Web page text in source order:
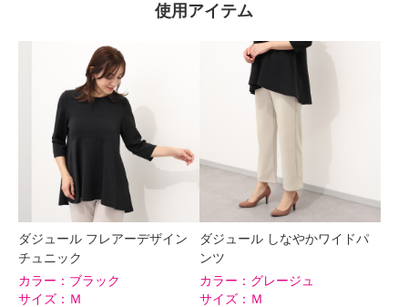
使用アイテム
ダジュール フレアーデザイン
チュニック
カラー： ブラック
サイズ： Ｍ
ダジュール しなやかワイドパ
ンツ
カラー： グレージュ
サイズ： Ｍ